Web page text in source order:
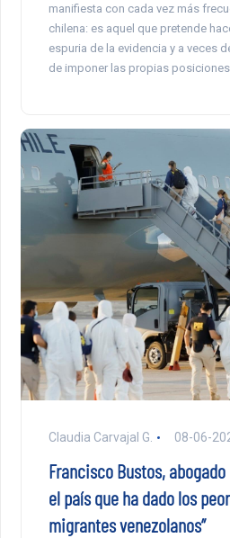
manifiesta con cada vez más
chilena: es aquel que pretende
espuria de la evidencia y a veces
de imponer las propias posiciones.
Claudia Carvajal G. 08-06-
Francisco Bustos, abogado
el país que ha dado los
migrantes venezolanos”